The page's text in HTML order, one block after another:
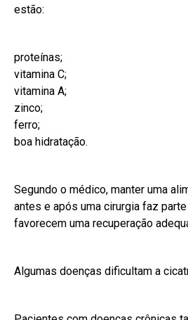
estão:
proteínas;
vitamina C;
vitamina A;
zinco;
ferro;
boa hidratação.
Segundo o médico, manter uma
antes e após uma cirurgia faz
favorecem uma recuperação
Algumas doenças dificultam a